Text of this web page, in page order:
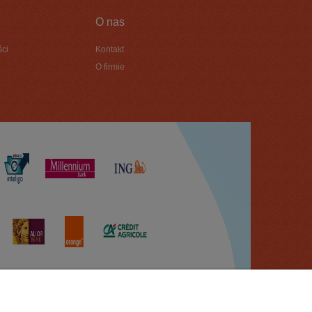
O nas
Kontakt
O firmie